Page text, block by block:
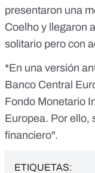
presentaron una
Coelho y llegaron
solitario pero con
*En una versión
Banco Central
Fondo Monetario
Europea. Por ello,
financiero".
ETIQUETAS: